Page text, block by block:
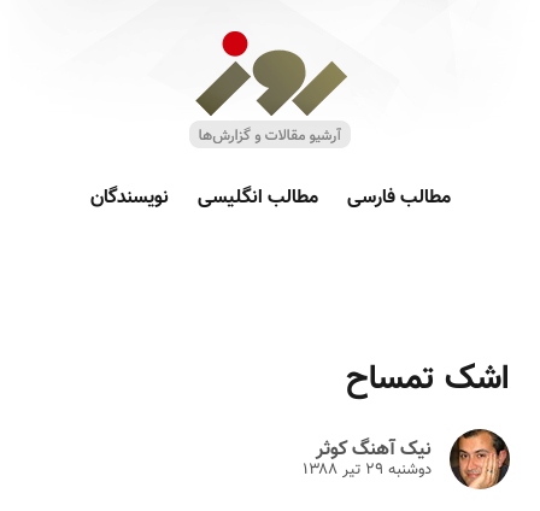
مطالب فارسی مطالب انگلیسی نویسندگان
اشک تمساح
نیک آهنگ کوثر
دوشنبه ۲۹ تير ۱۳۸۸